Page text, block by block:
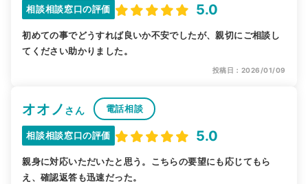
相談相談窓口の評価 5.0
初めての事でどうすれば良いか不安でしたが、親切にご相談し
てください助かりました。
投稿日：2026/01/09
オオノ さん 電話相談
相談相談窓口の評価 5.0
親身に対応いただいたと思う。こちらの要望にも応じてもら
え、確認返答も迅速だった。